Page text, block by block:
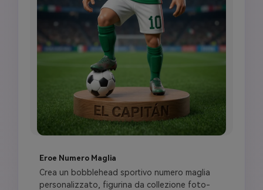
Eroe Numero Maglia
Crea un bobblehead sportivo numero maglia
personalizzato, figurina da collezione foto-